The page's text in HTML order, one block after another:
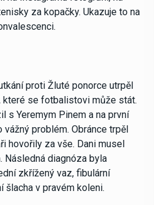
za kopačky. Ukazuje to na
proti Žluté ponorce utrpěl
které se fotbalistovi může stát.
s Yeremym Pinem a na první
problém. Obránce trpěl
hovořily za vše. Dani musel
Následná diagnóza byla
zkřížený vaz, fibulární
šlacha v pravém koleni.